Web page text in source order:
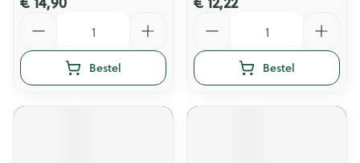
Bestel Bestel